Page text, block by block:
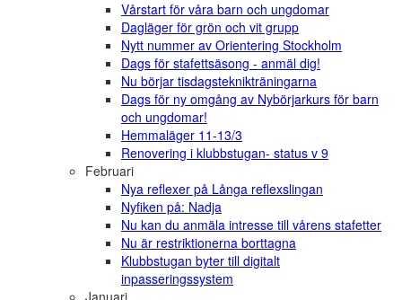
Vårstart för våra barn och ungdomar
Dagläger för grön och vit grupp
Nytt nummer av Orientering Stockholm
Dags för stafettsäsong - anmäl dig!
Nu börjar tisdagsteknikträningarna
Dags för ny omgång av Nybörjarkurs för barn
och ungdomar!
Hemmaläger 11-13/3
Renovering i klubbstugan- status v 9
Februari
Nya reflexer på Långa reflexslingan
Nyfiken på: Nadja
Nu kan du anmäla intresse till vårens stafetter
Nu är restriktionerna borttagna
Klubbstugan byter till digitalt
inpasseringssystem